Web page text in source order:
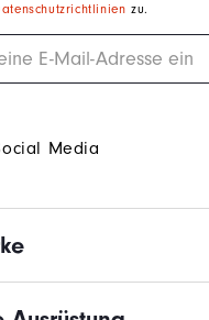
zu.
Media